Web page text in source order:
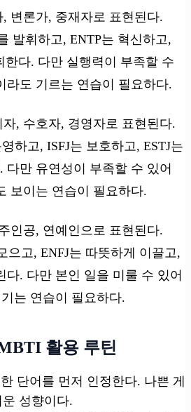
변론가, 중재자로 표현된다.
발휘하고, ENTP는 혁신하고,
한다. 다만 실행력이 부족할 수
라도 기르는 연습이 필요하다.
, 수호자, 경영자로 표현된다.
하고, ISFJ는 보호하고, ESTJ는
다만 유연성이 부족할 수 있어
보이는 연습이 필요하다.
인공, 연예인으로 표현된다.
으고, ENFJ는 따뜻하게 이끌고,
다. 다만 본인 일을 미룰 수 있어
는 연습이 필요하다.
활용 루틴
단어를 먼저 인정한다. 나쁜 게
성향이다.